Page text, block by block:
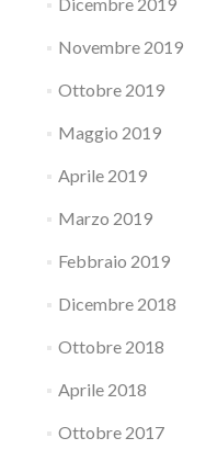
Novembre 2019
Ottobre 2019
Maggio 2019
Aprile 2019
Marzo 2019
Febbraio 2019
Dicembre 2018
Ottobre 2018
Aprile 2018
Ottobre 2017